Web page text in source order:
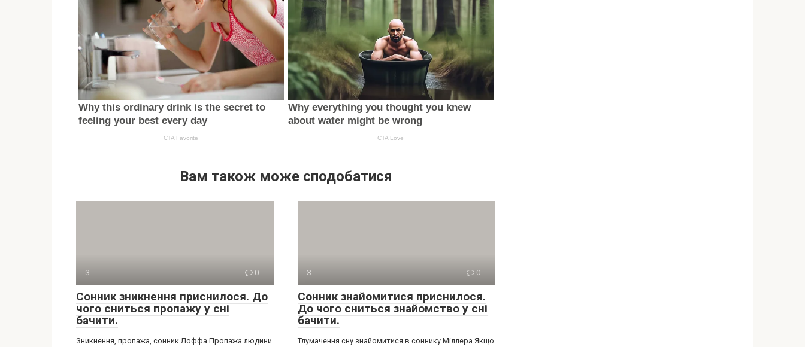
Вам також може сподобатися
З 0
Сонник зникнення приснилося. До
чого сниться пропажу у сні
бачити.
Зникнення, пропажа, сонник Лоффа Пропажа людини
З 0
Сонник знайомитися приснилося.
До чого сниться знайомство у сні
бачити.
Тлумачення сну знайомитися в соннику Міллера Якщо